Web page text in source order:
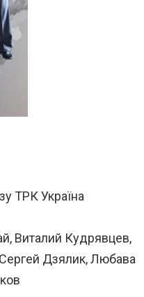
ТРК Україна
Виталий Кудрявцев,
Дзялик, Любава